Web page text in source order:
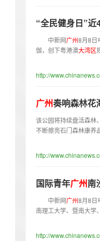
“全民健身日”
中新网广州8月8日
伽，创下粤港澳大湾区
http://
广州奏响森林花
该公园将持续盘活森林
不断擦亮石门森林康养
http://
国际青年广州南
中新网广州8月8日
南理工大学、暨南大学
http://